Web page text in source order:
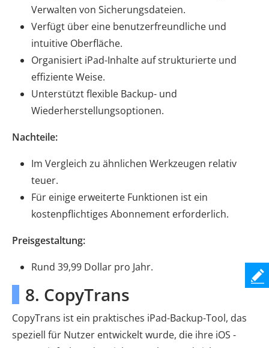
Verwalten von Sicherungsdateien.
Verfügt über eine benutzerfreundliche und
intuitive Oberfläche.
Organisiert iPad-Inhalte auf strukturierte und
effiziente Weise.
Unterstützt flexible Backup- und
Wiederherstellungsoptionen.
Nachteile:
Im Vergleich zu ähnlichen Werkzeugen relativ
teuer.
Für einige erweiterte Funktionen ist ein
kostenpflichtiges Abonnement erforderlich.
Preisgestaltung:
Rund 39,99 Dollar pro Jahr.
8. CopyTrans
CopyTrans ist ein praktisches iPad-Backup-Tool, das
speziell für Nutzer entwickelt wurde, die ihre iOS -